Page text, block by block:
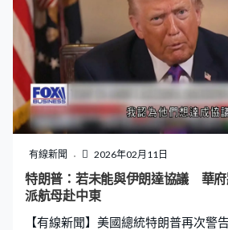
有線新聞 2026年02月11日
特朗普：若未能與伊朗達協議 華
派航母赴中東
【有線新聞】美國總統特朗普再次警